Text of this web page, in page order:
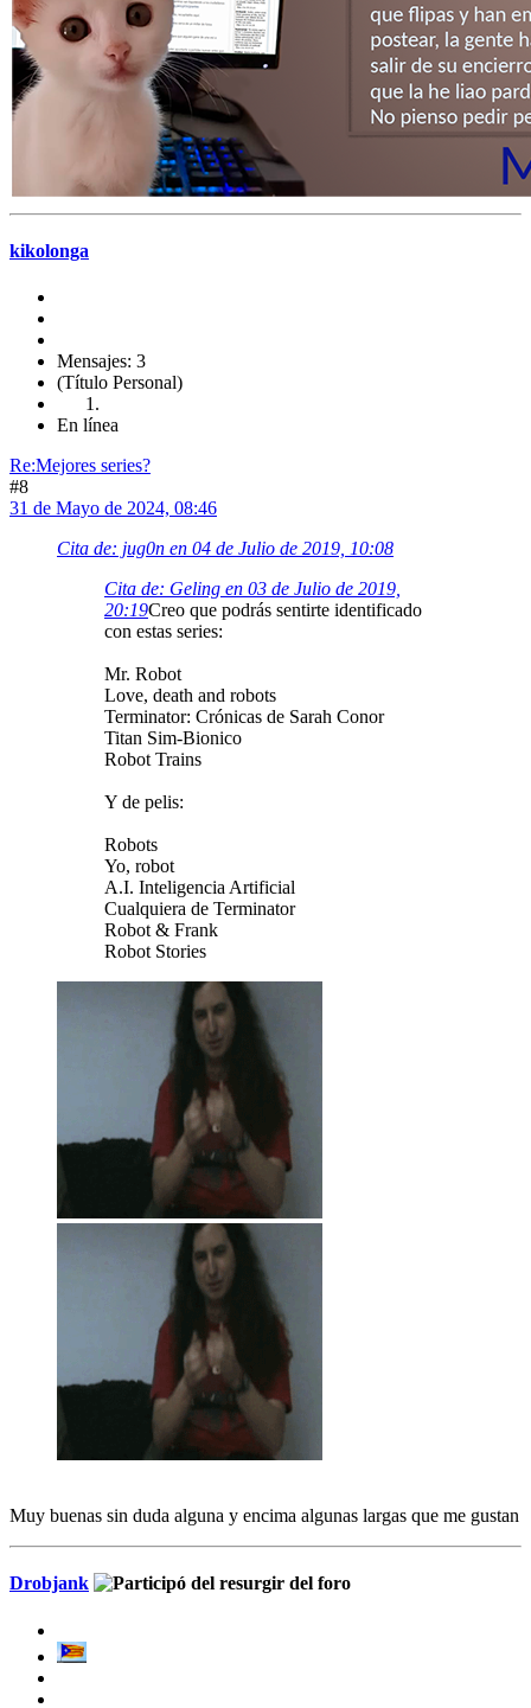
kikolonga
Mensajes: 3
(Título Personal)
En línea
Re:Mejores series?
#8
31 de Mayo de 2024, 08:46
Cita de: jug0n en 04 de Julio de 2019, 10:08
Cita de: Geling en 03 de Julio de 2019,
20:19Creo que podrás sentirte identificado
con estas series:
Mr. Robot
Love, death and robots
Terminator: Crónicas de Sarah Conor
Titan Sim-Bionico
Robot Trains
Y de pelis:
Robots
Yo, robot
A.I. Inteligencia Artificial
Cualquiera de Terminator
Robot & Frank
Robot Stories
Muy buenas sin duda alguna y encima algunas largas que me gustan
Drobjank